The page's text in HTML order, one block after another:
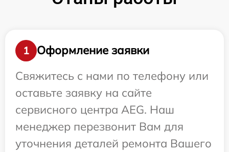
1
Оформление заявки
Свяжитесь с нами по телефону или
оставьте заявку на сайте
сервисного центра AEG. Наш
менеджер перезвонит Вам для
уточнения деталей ремонта Вашего